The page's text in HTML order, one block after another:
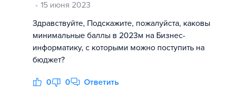
15 июня 2023
Здравствуйте, Подскажите, пожалуйста, каковы
минимальные баллы в 2023м на Бизнес-
информатику, с которыми можно поступить на
бюджет?
0 0 Ответить